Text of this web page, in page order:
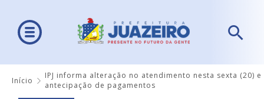
Início
IPJ informa alteração no atendimento nesta sexta (20) e
antecipação de pagamentos